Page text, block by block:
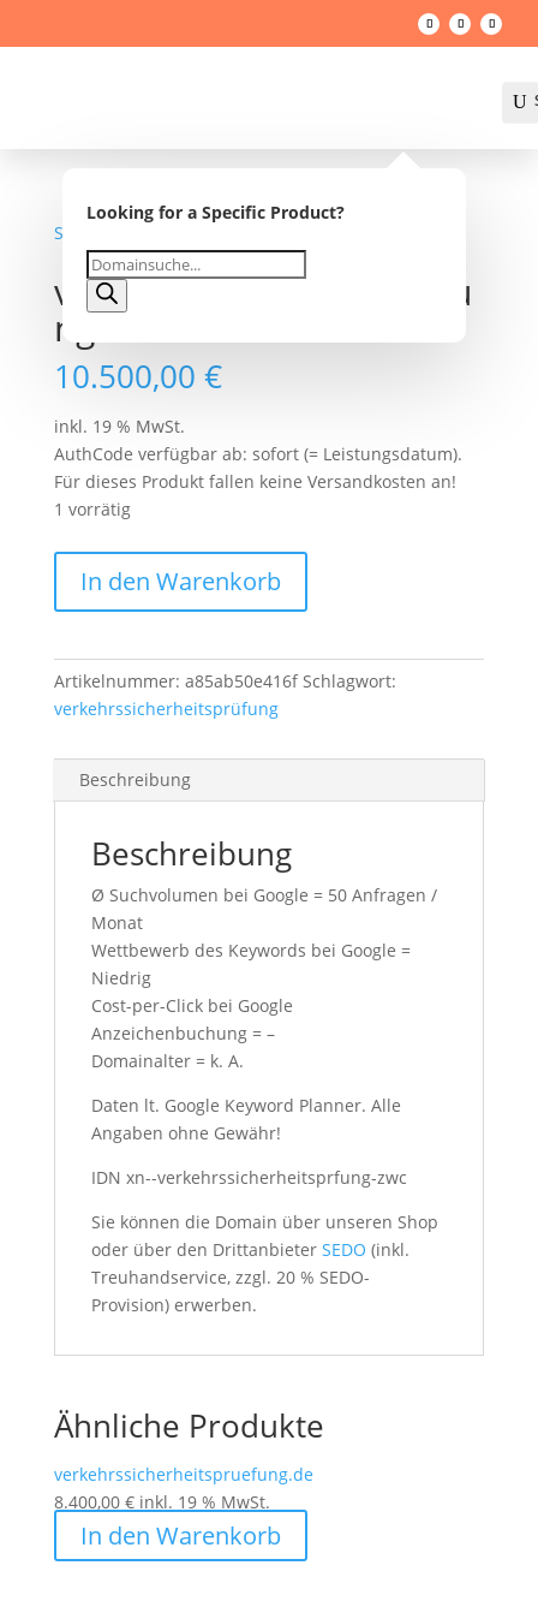
U
Looking for a Specific Product?
Products
search
Startseite
verkehrssicherheitsprüfu
ng.de
10.500,00 €
inkl. 19 % MwSt.
AuthCode verfügbar ab: sofort (= Leistungsdatum).
Für dieses Produkt fallen keine Versandkosten an!
1 vorrätig
MengeIn den Warenkorb
Artikelnummer: a85ab50e416f Schlagwort:
verkehrssicherheitsprüfung
Beschreibung
Beschreibung
Ø Suchvolumen bei Google = 50 Anfragen /
Monat
Wettbewerb des Keywords bei Google =
Niedrig
Cost-per-Click bei Google
Anzeichenbuchung = –
Domainalter = k. A.
Daten lt. Google Keyword Planner. Alle
Angaben ohne Gewähr!
IDN xn--verkehrssicherheitsprfung-zwc
Sie können die Domain über unseren Shop
oder über den Drittanbieter SEDO (inkl.
Treuhandservice, zzgl. 20 % SEDO-
Provision) erwerben.
Ähnliche Produkte
verkehrssicherheitspruefung.de
8.400,00 €inkl. 19 % MwSt.
In den Warenkorb